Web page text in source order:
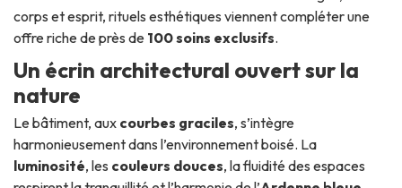
corps et esprit, rituels esthétiques viennent compléter une
offre riche de près de 100 soins exclusifs.
Un écrin architectural ouvert sur la
nature
Le bâtiment, aux courbes graciles, s’intègre
harmonieusement dans l’environnement boisé. La
luminosité, les couleurs douces, la fluidité des espaces